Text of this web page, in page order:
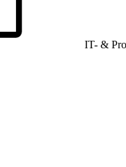
IT- &